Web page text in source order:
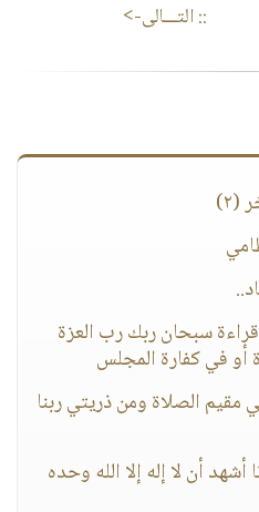
:: التـــالى->
(٢)
سبحان ربك رب العزة
أو في كفارة المجلس
الصلاة ومن ذريتي ربنا
أشهد أن لا إله إلا الله وحده